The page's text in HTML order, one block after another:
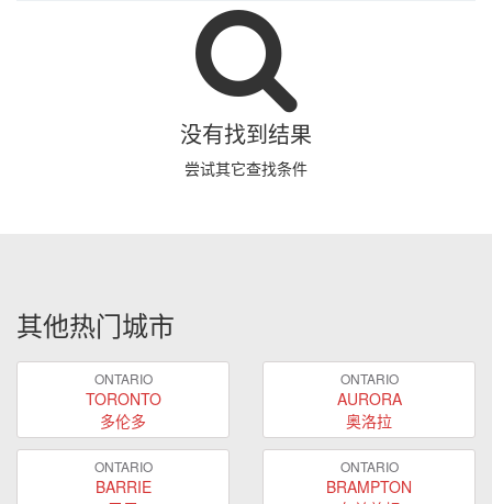
没有找到结果
尝试其它查找条件
其他热门城市
ONTARIO
TORONTO
多伦多
ONTARIO
AURORA
奥洛拉
ONTARIO
BARRIE
ONTARIO
BRAMPTON